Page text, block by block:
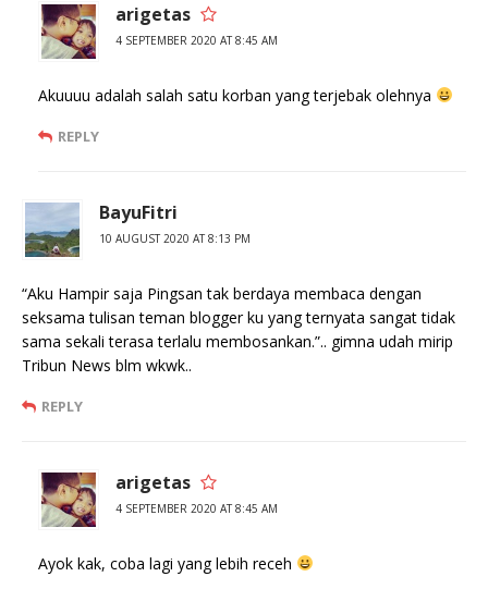
arigetas
4 SEPTEMBER 2020 AT 8:45 AM
Akuuuu adalah salah satu korban yang terjebak olehnya
REPLY
BayuFitri
10 AUGUST 2020 AT 8:13 PM
“Aku Hampir saja Pingsan tak berdaya membaca dengan
seksama tulisan teman blogger ku yang ternyata sangat tidak
sama sekali terasa terlalu membosankan.”.. gimna udah mirip
Tribun News blm wkwk..
REPLY
arigetas
4 SEPTEMBER 2020 AT 8:45 AM
Ayok kak, coba lagi yang lebih receh